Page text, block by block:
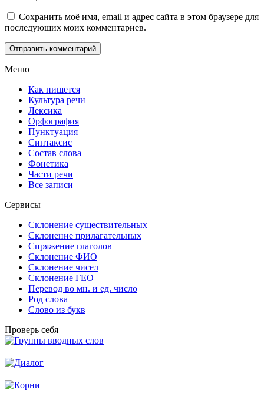
Сохранить моё имя, email и адрес сайта в этом браузере для
последующих моих комментариев.
Меню
Как пишется
Культура речи
Лексика
Орфография
Пунктуация
Синтаксис
Состав слова
Фонетика
Части речи
Все записи
Сервисы
Склонение существительных
Склонение прилагательных
Спряжение глаголов
Склонение ФИО
Склонение чисел
Склонение ГЕО
Перевод во мн. и ед. число
Род слова
Слово из букв
Проверь себя